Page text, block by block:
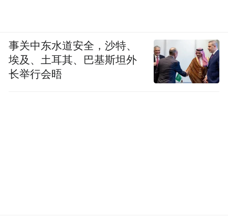
事关中东水道安全，沙特、
埃及、土耳其、巴基斯坦外
长举行会晤